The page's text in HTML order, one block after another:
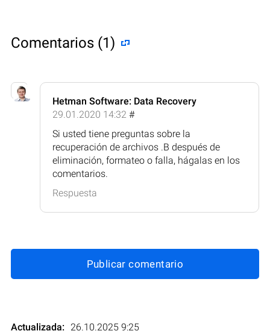
Comentarios (1)
Hetman Software: Data Recovery
29.01.2020 14:32 #
Si usted tiene preguntas sobre la
recuperación de archivos .B después de
eliminación, formateo o falla, hágalas en los
comentarios.
Respuesta
Publicar comentario
Actualizada: 26.10.2025 9:25